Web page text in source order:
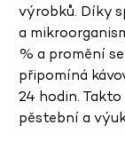
výrobků. Díky
a
% a promění
připomíná
24 hodin.
pěstební a